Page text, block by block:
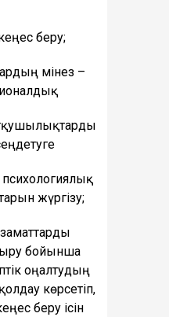
беру;
мінез –
жүргізу;
бойынша
оңалтудың
көрсетіп,
беру ісін